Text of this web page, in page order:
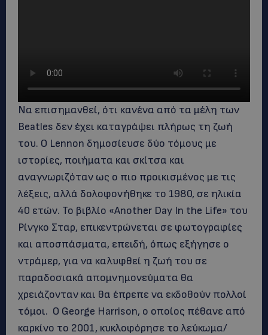
Να επισημανθεί, ότι κανένα από τα μέλη των
Beatles δεν έχει καταγράψει πλήρως τη ζωή
του. Ο Lennon δημοσίευσε δύο τόμους με
ιστορίες, ποιήματα και σκίτσα και
αναγνωριζόταν ως ο πιο προικισμένος με τις
λέξεις, αλλά δολοφονήθηκε το 1980, σε ηλικία
40 ετών. Το βιβλίο «Another Day In the Life» του
Ρίνγκο Σταρ, επικεντρώνεται σε φωτογραφίες
και αποσπάσματα, επειδή, όπως εξήγησε ο
ντράμερ, για να καλυφθεί η ζωή του σε
παραδοσιακά απομνημονεύματα θα
χρειάζονταν και θα έπρεπε να εκδοθούν πολλοί
τόμοι. Ο George Harrison, ο οποίος πέθανε από
καρκίνο το 2001, κυκλοφόρησε το λεύκωμα/